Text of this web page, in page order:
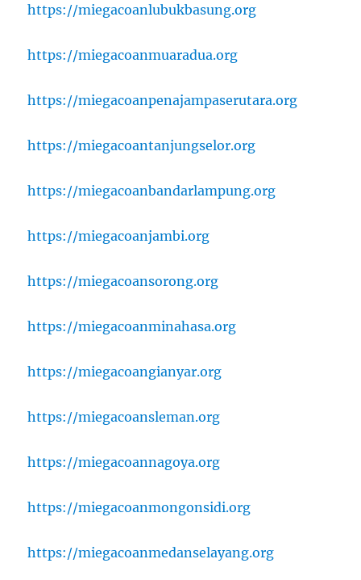
https://miegacoanlubukbasung.org
https://miegacoanmuaradua.org
https://miegacoanpenajampaserutara.org
https://miegacoantanjungselor.org
https://miegacoanbandarlampung.org
https://miegacoanjambi.org
https://miegacoansorong.org
https://miegacoanminahasa.org
https://miegacoangianyar.org
https://miegacoansleman.org
https://miegacoannagoya.org
https://miegacoanmongonsidi.org
https://miegacoanmedanselayang.org